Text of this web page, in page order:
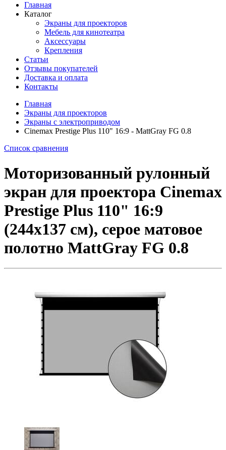
Главная
Каталог
Экраны для проекторов
Mебель для кинотеатра
Аксессуары
Крепления
Статьи
Отзывы покупателей
Доставка и оплата
Контакты
Главная
Экраны для проекторов
Экраны с электроприводом
Cinemax Prestige Plus 110" 16:9 - MattGray FG 0.8
Список сравнения
Моторизованный рулонный
экран для проектора Cinemax
Prestige Plus 110" 16:9
(244x137 см), серое матовое
полотно MattGray FG 0.8